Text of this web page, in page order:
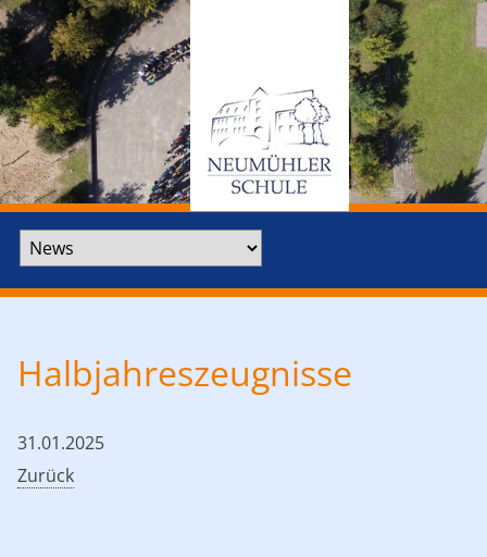
Halbjahreszeugnisse
31.01.2025
Zurück